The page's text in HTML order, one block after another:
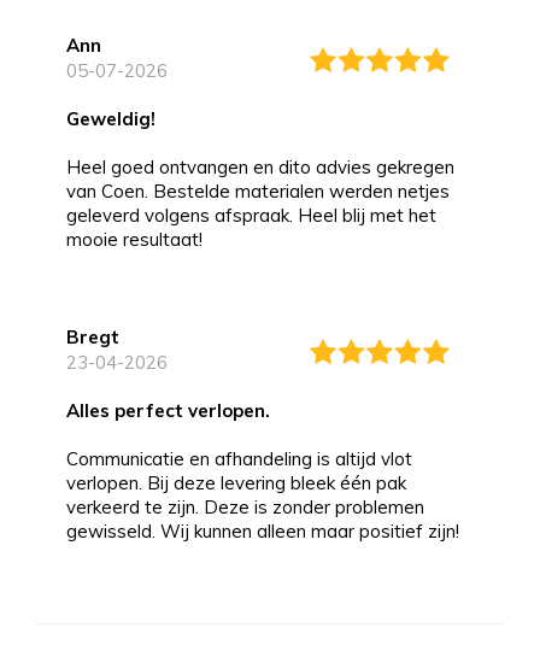
Ann
05-07-2026
Geweldig!
Heel goed ontvangen en dito advies gekregen
van Coen. Bestelde materialen werden netjes
geleverd volgens afspraak. Heel blij met het
mooie resultaat!
Bregt
23-04-2026
alles perfect verlopen.
Communicatie en afhandeling is altijd vlot
verlopen. Bij deze levering bleek één pak
verkeerd te zijn. Deze is zonder problemen
gewisseld. Wij kunnen alleen maar positief zijn!